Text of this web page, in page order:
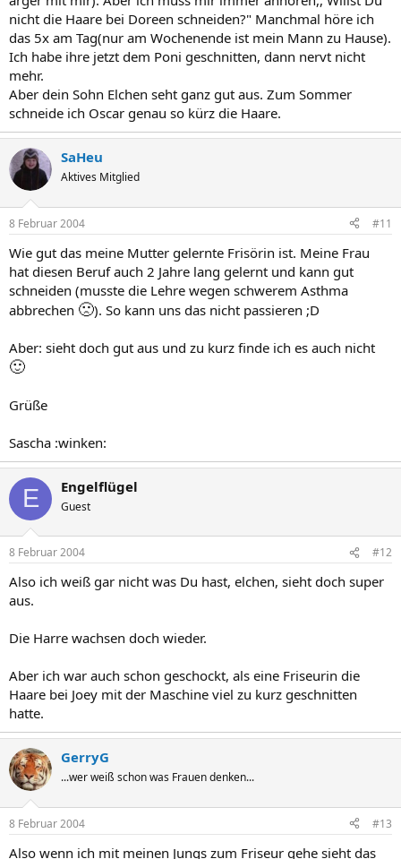
nicht die Haare bei Doreen schneiden?" Manchmal höre ich
das 5x am Tag(nur am Wochenende ist mein Mann zu Hause).
Ich habe ihre jetzt dem Poni geschnitten, dann nervt nicht
mehr.
Aber dein Sohn Elchen seht ganz gut aus. Zum Sommer
schneide ich Oscar genau so kürz die Haare.
SaHeu
Aktives Mitglied
8 Februar 2004 #11
Wie gut das meine Mutter gelernte Frisörin ist. Meine Frau
hat diesen Beruf auch 2 Jahre lang gelernt und kann gut
schneiden (musste die Lehre wegen schwerem Asthma
abbrechen 🙁). So kann uns das nicht passieren ;D
Aber: sieht doch gut aus und zu kurz finde ich es auch nicht
🙂
Grüße
Sascha :winken:
E Engelflügel
Guest
8 Februar 2004 #12
Also ich weiß gar nicht was Du hast, elchen, sieht doch super
aus.
Die Harre wachsen doch wieder.
Aber ich war auch schon geschockt, als eine Friseurin die
Haare bei Joey mit der Maschine viel zu kurz geschnitten
hatte.
GerryG
...wer weiß schon was Frauen denken...
8 Februar 2004 #13
Also wenn ich mit meinen Jungs zum Friseur gehe sieht das